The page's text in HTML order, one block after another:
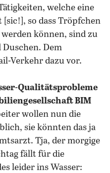
welche eine
so dass Tröpfchen
können, sind zu
Duschen. Dem
Verkehr dazu vor.
Qualitätsprobleme
BIM
wollen nun die
sie könnten das ja
Tja, der morgige
fällt für die
leider ins Wasser: